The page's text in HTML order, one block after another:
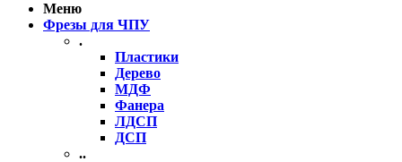
Меню
Фрезы для ЧПУ
.
Пластики
Дерево
МДФ
Фанера
ЛДСП
ДСП
..